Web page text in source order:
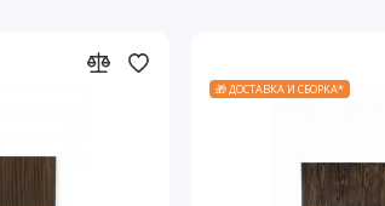
🎁 ДОСТАВКА И СБОРКА*